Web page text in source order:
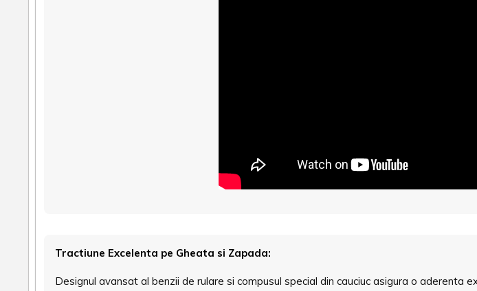
Tractiune Excelenta pe Gheata si Zapada:
Designul avansat al benzii de rulare si compusul special din cauciuc asigura o